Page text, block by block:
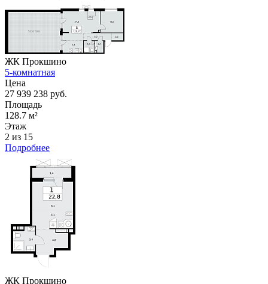
ЖК Прокшино
5-комнатная
Цена
27 939 238 руб.
Площадь
128.7 м²
Этаж
2 из 15
Подробнее
ЖК Прокшино